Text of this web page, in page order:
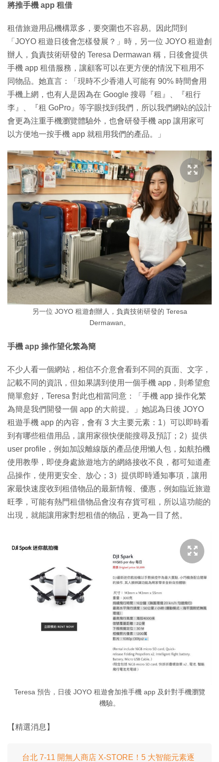
將推手機 app 租借
租借旅遊用品機構眾多，要突圍也不容易。因此問到
「JOYO 租遊日後會怎樣發展？」時，另一位 JOYO 租遊創
辦人，負責技術研發的 Teresa Dermawan 稱，日後會提供
手機 app 租借服務，讓顧客可以在更方便的情況下租用不
同物品。她直言：「現時不少香港人可能有 90% 時間會用
手機上網，也有人是因為在 Google 搜尋『租』、『租行
李』、『租 GoPro』等字眼找到我們，所以我們網站的設計
會更為注重手機瀏覽體驗外，也會研發手機 app 讓用家可
以方便地一按手機 app 就租用我們的產品。」
另一位 JOYO 租遊創辦人，負責技術研發的 Teresa
Dermawan。
手機 app 操作望化繁為簡
不少人看一個網站，相信不介意會看到不同的頁面、文字，
記載不同的資訊，但如果講到使用一個手機 app，則希望愈
簡單愈好，Teresa 對此也相當同意：「手機 app 操作化繁
為簡是我們開發一個 app 的大前提。」她認為日後 JOYO
租遊手機 app 的內容，會有 3 大主要元素：1）可以即時看
到有哪些租借用品，讓用家很快便能搜尋及預訂；2）提供
user profile，例如加設離線版的產品使用懶人包，如航拍機
使用教學，即使身處旅遊地方的網絡接收不良，都可知道產
品操作，使用更安全、放心；3）提供即時通知事項，讓用
家最快速度收到租借物品的最新情報、優惠，例如臨近旅遊
旺季，可能有熱門租借物品會沒有存貨可租，所以這功能的
出現，就能讓用家對想租借的物品，更為一目了然。
Teresa 預告，日後 JOYO 租遊會加推手機 app 及針對手機瀏覽
機驗。
【精選消息】
台北 7-11 開無人商店 X-STORE！5 大智能元素逐